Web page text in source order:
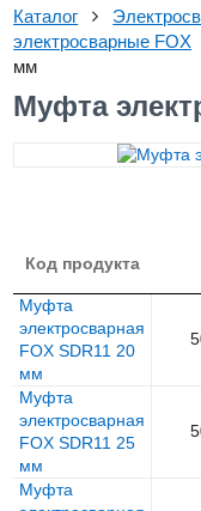
Каталог
электросварные FOX
мм
Муфта
Код продукта
Муфта
электросварная
FOX SDR11 20
мм
Муфта
электросварная
FOX SDR11 25
мм
Муфта